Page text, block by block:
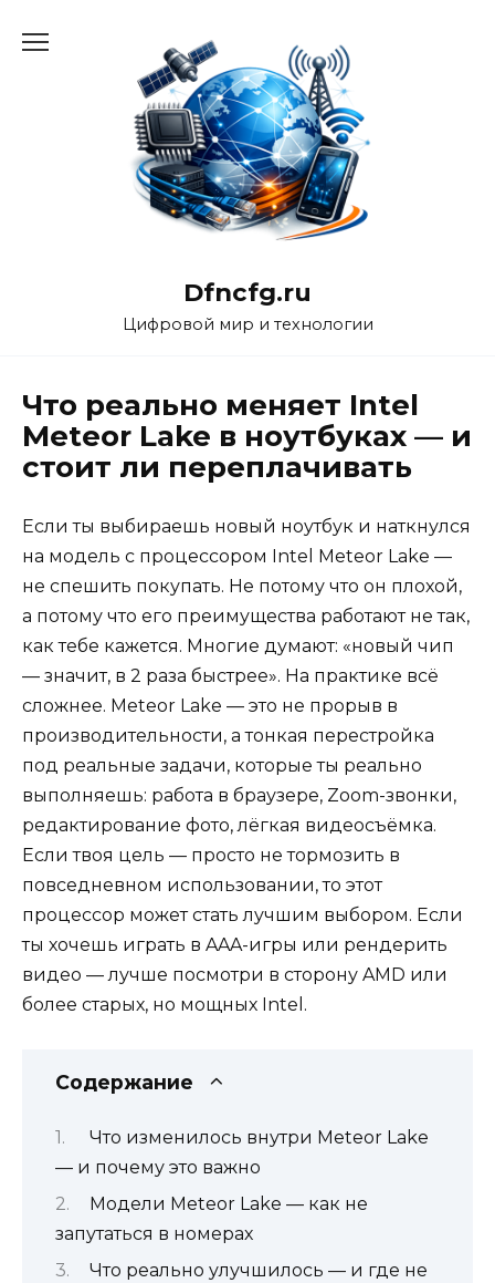
Dfncfg.ru
Цифровой мир и технологии
Что реально меняет Intel
Meteor Lake в ноутбуках — и
стоит ли переплачивать
Если ты выбираешь новый ноутбук и наткнулся
на модель с процессором Intel Meteor Lake —
не спешить покупать. Не потому что он плохой,
а потому что его преимущества работают не так,
как тебе кажется. Многие думают: «новый чип
— значит, в 2 раза быстрее». На практике всё
сложнее. Meteor Lake — это не прорыв в
производительности, а тонкая перестройка
под реальные задачи, которые ты реально
выполняешь: работа в браузере, Zoom-звонки,
редактирование фото, лёгкая видеосъёмка.
Если твоя цель — просто не тормозить в
повседневном использовании, то этот
процессор может стать лучшим выбором. Если
ты хочешь играть в AAA-игры или рендерить
видео — лучше посмотри в сторону AMD или
более старых, но мощных Intel.
Содержание
Что изменилось внутри Meteor Lake
— и почему это важно
Модели Meteor Lake — как не
запутаться в номерах
Что реально улучшилось — и где не